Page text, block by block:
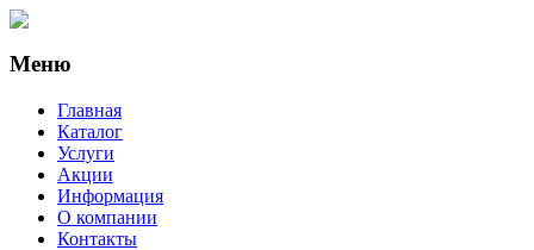
Меню
Главная
Каталог
Услуги
Акции
Информация
О компании
Контакты